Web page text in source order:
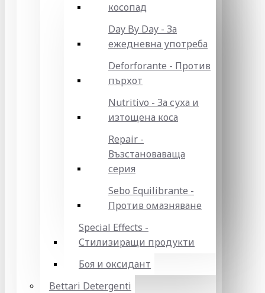
косопад
Day By Day - За
ежедневна употреба
Deforforante - Против
пърхот
Nutritivo - За суха и
изтощена коса
Repair -
Възстановаваща
серия
Sebo Equilibrante -
Против омазняване
Special Effects -
Стилизиращи продукти
Боя и оксидант
Bettari Detergenti